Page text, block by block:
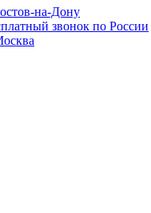
на-Дону
звонок по России